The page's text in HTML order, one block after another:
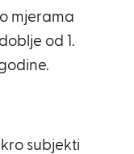
mjerama
od 1.
subjekti